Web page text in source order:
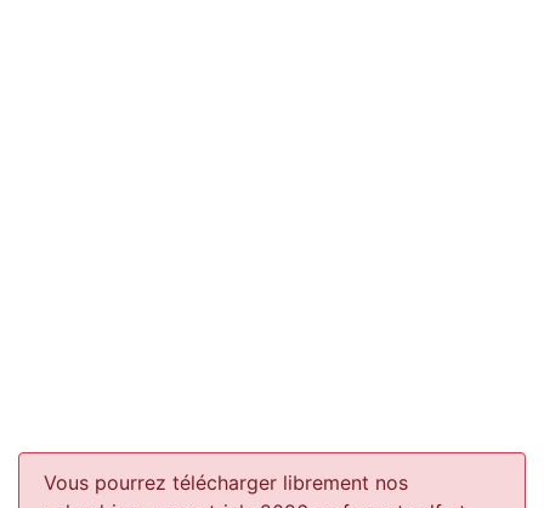
Vous pourrez télécharger librement nos